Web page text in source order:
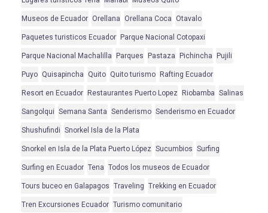
Museos de Ecuador Orellana Orellana Coca Otavalo
Paquetes turisticos Ecuador Parque Nacional Cotopaxi
Parque Nacional Machalilla Parques Pastaza Pichincha Pujili
Puyo Quisapincha Quito Quito turismo Rafting Ecuador
Resort en Ecuador Restaurantes Puerto Lopez Riobamba Salinas
Sangolqui Semana Santa Senderismo Senderismo en Ecuador
Shushufindi Snorkel Isla de la Plata
Snorkel en Isla de la Plata Puerto López Sucumbios Surfing
Surfing en Ecuador Tena Todos los museos de Ecuador
Tours buceo en Galapagos Traveling Trekking en Ecuador
Tren Excursiones Ecuador Turismo comunitario